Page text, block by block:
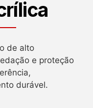
de alto
e proteção
durável.